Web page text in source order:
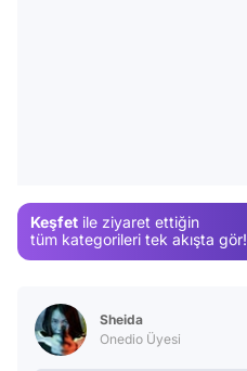
Keşfet ile ziyaret ettiğin
tüm kategorileri tek akışta gör!
Sheida
Onedio Üyesi